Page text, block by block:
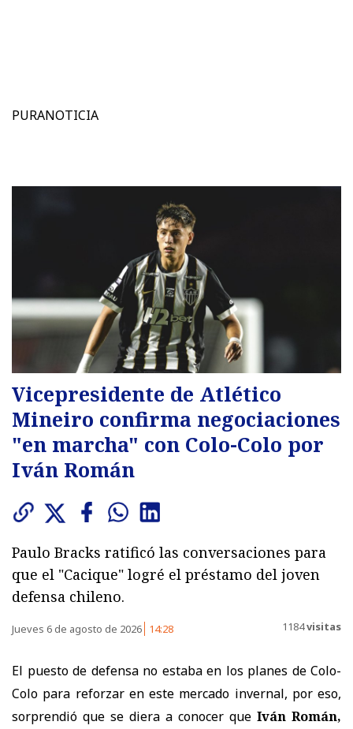
PURANOTICIA
Vicepresidente de Atlético
Mineiro confirma negociaciones
"en marcha" con Colo-Colo por
Iván Román
Paulo Bracks ratificó las conversaciones para
que el "Cacique" logré el préstamo del joven
defensa chileno.
Jueves 6 de agosto de 2026 14:28 1184visitas
El puesto de defensa no estaba en los planes de Colo-
Colo para reforzar en este mercado invernal, por eso,
sorprendió que se diera a conocer que Iván Román,